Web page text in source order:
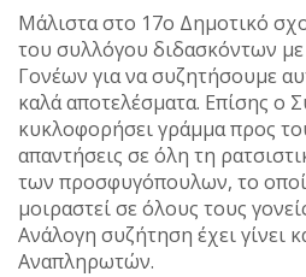
Μάλιστα στο 17ο Δημοτικό
του συλλόγου διδασκόντων
Γονέων για να συζητήσουμε
καλά αποτελέσματα. Επίσης ο
κυκλοφορήσει γράμμα προς
απαντήσεις σε όλη τη
των προσφυγόπουλων, το
μοιραστεί σε όλους τους
Ανάλογη συζήτηση έχει γίνει
Αναπληρωτών.